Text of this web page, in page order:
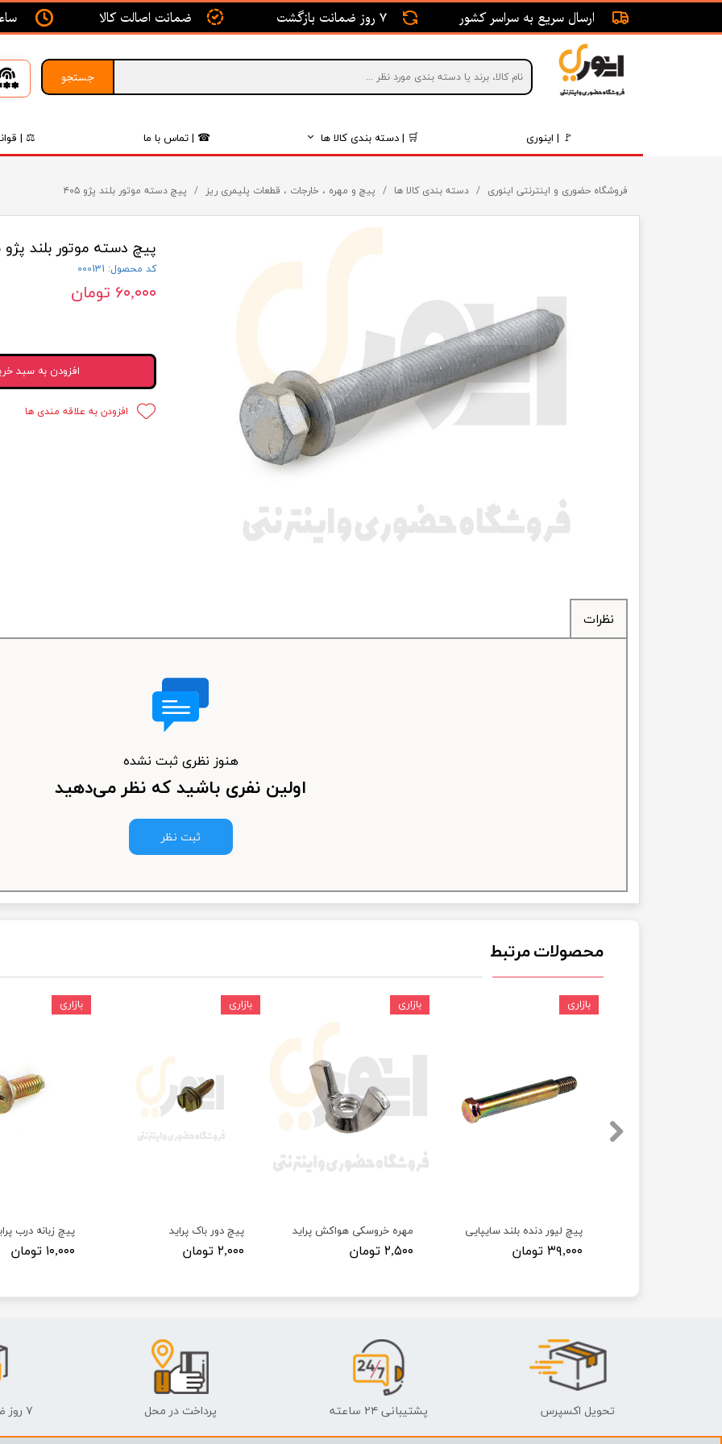
جستجو
🚩 | اینوری 🛒 | دسته بندی کالا ها
موتور و اگزوز
برقی و الکتریکی
انتقال قدرت
فرمان، جلوبندی و ترمز
لوازم جانبی و اسپرت
کاسه نمد ماشین
☎ | تماس با ما ⚖ |
ارسال سریع به سراسر کشور 7 روز ضمانت بازگشت ضمانت اصالت کالا
فروشگاه حضوری و اینترنتی اینوری دسته بندی کالا ها پیچ و مهره ، خارجات ، قطعات پلیمری ریز پیچ دسته موتور بلند پژو ۴۰۵
پیچ دسته موتور بلند پژو ۴۰۵
کد محصول: 000131
۶۰,۰۰۰ تومان
افزودن به سبد
افزودن به علاقه مندی ها
نظرات
هنوز نظری ثبت نشده
اولین نفری باشید که نظر می‌دهید
ثبت نظر
محصولات مرتبط
پیچ زبانه درب
۱۰,۰۰۰ تومان
بازاری
پیچ دور باک پراید
۲,۰۰۰ تومان
بازاری
مهره خروسکی هواکش پراید
۲,۵۰۰ تومان
بازاری
پیچ لیور دنده بلند سایپایی
۳۹,۰۰۰ تومان
بازاری
تحویل اکسپرس پشتیبانی ۲۴ ساعته پرداخت در محل ۷ روز ضمانت بازگشت